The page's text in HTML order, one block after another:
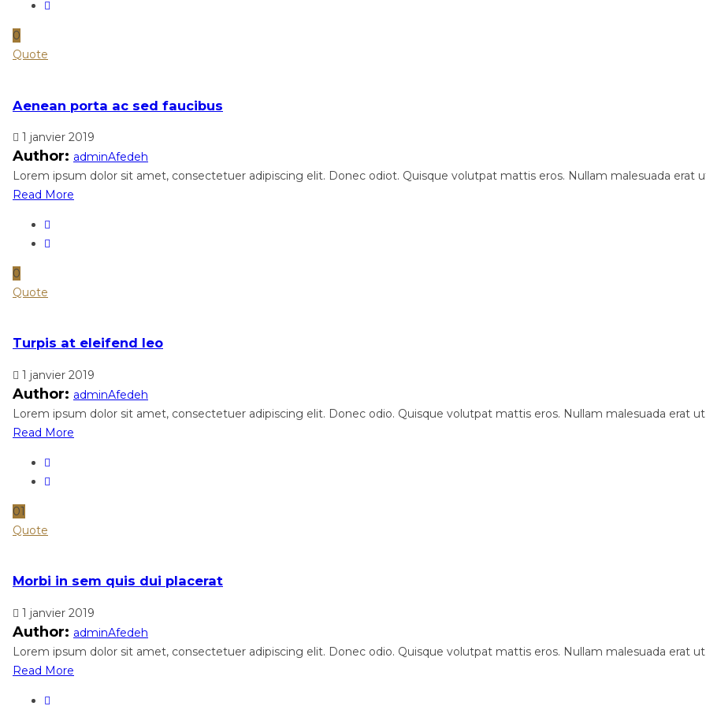
0
Quote
Aenean porta ac sed faucibus
1 janvier 2019
Author: adminAfedeh
Lorem ipsum dolor sit amet, consectetuer adipiscing elit. Donec odiot. Quisque volutpat mattis eros. Nullam malesuada erat
Read More
0
Quote
Turpis at eleifend leo
1 janvier 2019
Author: adminAfedeh
Lorem ipsum dolor sit amet, consectetuer adipiscing elit. Donec odio. Quisque volutpat mattis eros. Nullam malesuada erat ut
Read More
01
Quote
Morbi in sem quis dui placerat
1 janvier 2019
Author: adminAfedeh
Lorem ipsum dolor sit amet, consectetuer adipiscing elit. Donec odio. Quisque volutpat mattis eros. Nullam malesuada erat ut
Read More